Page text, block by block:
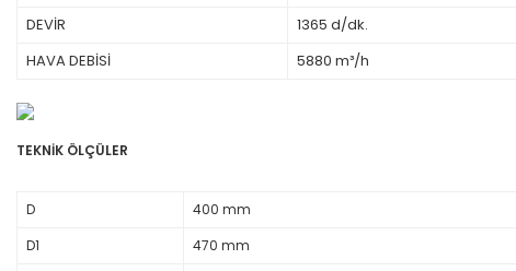
DEVİR
1365 d/dk.
HAVA DEBİSİ
5880 m³/h
TEKNİK ÖLÇÜLER
D
400 mm
D1
470 mm